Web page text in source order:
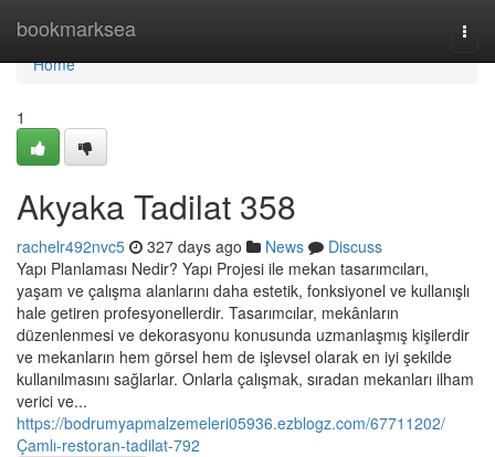
bookmarksea
Home
Home
1
Akyaka Tadilat 358
rachelr492nvc5 327 days ago News
Discuss
Yapı Planlaması Nedir? Yapı Projesi ile mekan tasarımcıları,
yaşam ve çalışma alanlarını daha estetik, fonksiyonel ve kullanışlı
hale getiren profesyonellerdir. Tasarımcılar, mekânların
düzenlenmesi ve dekorasyonu konusunda uzmanlaşmış kişilerdir
ve mekanların hem görsel hem de işlevsel olarak en iyi şekilde
kullanılmasını sağlarlar. Onlarla çalışmak, sıradan mekanları ilham
verici ve...
https://bodrumyapmalzemeleri05936.ezblogz.com/67711202/
Çamlı-restoran-tadilat-792